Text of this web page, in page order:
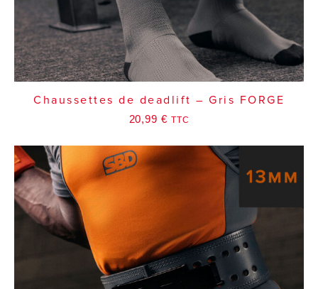
Chaussettes de deadlift – Gris FORGE
20,99 € TTC